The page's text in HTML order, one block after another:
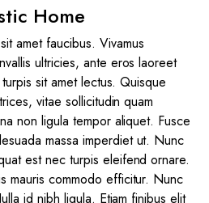
Home
amet faucibus. Vivamus
ultricies, ante eros laoreet
sit amet lectus. Quisque
vitae sollicitudin quam
non ligula tempor aliquet. Fusce
massa imperdiet ut. Nunc
est nec turpis eleifend ornare.
mauris commodo efficitur. Nunc
id nibh ligula. Etiam finibus elit